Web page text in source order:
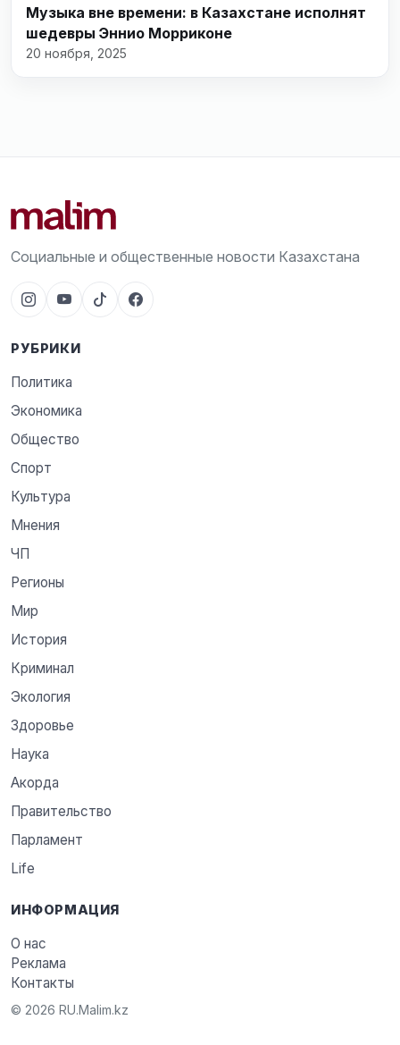
Музыка вне времени: в Казахстане исполнят
шедевры Эннио Морриконе
20 ноября, 2025
Социальные и общественные новости Казахстана
РУБРИКИ
Политика
Экономика
Общество
Спорт
Культура
Мнения
ЧП
Регионы
Мир
История
Криминал
Экология
Здоровье
Наука
Акорда
Правительство
Парламент
Life
ИНФОРМАЦИЯ
О нас
Реклама
Контакты
© 2026 RU.Malim.kz